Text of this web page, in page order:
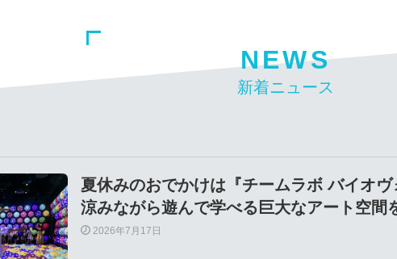
NEWS
新着ニュース
夏休みのおでかけは『チームラボ バイオ
涼みながら遊んで学べる巨大なアート空間
2026年7月17日